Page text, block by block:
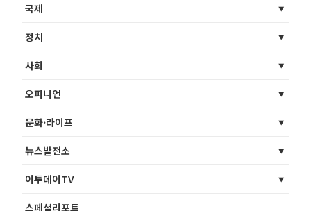
국제
정치
사회
오피니언
문화·라이프
뉴스발전소
이투데이TV
스페셜리포트